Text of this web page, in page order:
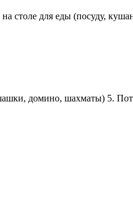
столе для еды (посуду,
домино, шахматы) 5.